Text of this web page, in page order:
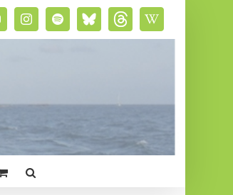
InstagramSpotifyBluesky
social
ThreadsWikipedia